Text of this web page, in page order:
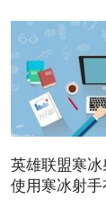
英雄联盟寒
使用寒冰射